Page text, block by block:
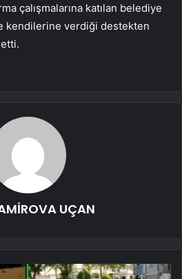
çalışmalarına katılan belediye
kendilerine verdiği destekten
UÇAN